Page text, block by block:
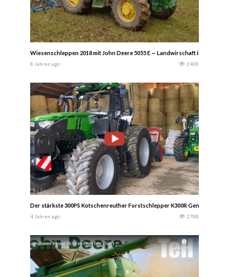
Wiesenschleppen 2018 mit John Deere 5055 E — Landwirschaft im
8 Jahren ago 2408
Der stärkste 300PS Kotschenreuther Forstschlepper K300R Gen.2,
4 Jahren ago 2788